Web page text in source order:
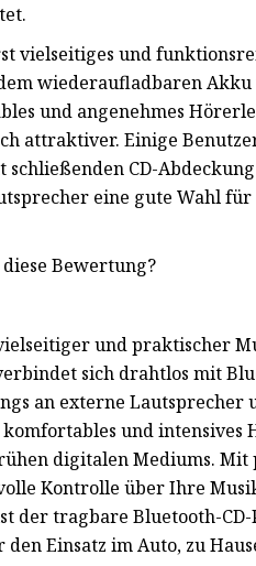
vielseitiges und
wiederaufladbaren
und angenehmes
attraktiver. Einige
CD-
eine gute Wahl
Bewertung?
und praktischer
sich drahtlos mit
an externe Lautsprecher
und intensives
digitalen Mediums.
Kontrolle über Ihre
der tragbare Bluetooth-
Einsatz im Auto, zu